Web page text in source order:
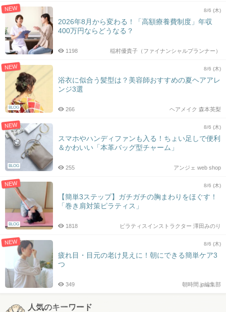
NEW 8/6 (木)
2026年8月から変わる！「高額療養費制度」年収
400万円ならどうなる？
稲村優貴子（ファイナンシャルプランナー）
1198
NEW
BLOG
8/6 (木)
浴衣に似合う髪型は？美容師おすすめの夏ヘアアレ
ンジ3選
ヘアメイク 森本英梨
266
NEW
BLOG
8/6 (木)
スマホやハンディファンも入る！ちょい足しで便利
＆かわいい「本革バッグ型チャーム」
アンジェ web shop
255
NEW
BLOG
8/6 (木)
【簡単3ステップ】ガチガチの胸まわりをほぐす！
「巻き肩対策ピラティス」
ピラティスインストラクター 澤田みのり
1818
NEW 8/6 (木)
疲れ目・目元の老け見えに！朝にできる簡単ケア3
つ
朝時間.jp編集部
349
人気のキーワード